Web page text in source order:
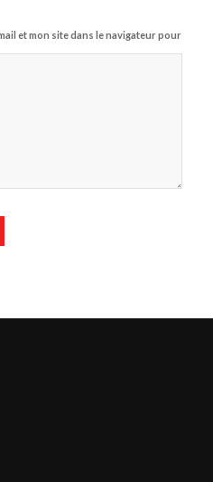
et mon site dans le navigateur pour